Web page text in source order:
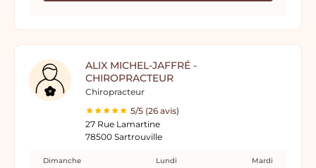
ALIX MICHEL-JAFFRÉ -
CHIROPRACTEUR
Chiropracteur
5/5 (26 avis)
27 Rue Lamartine
78500 Sartrouville
Dimanche Lundi Mardi